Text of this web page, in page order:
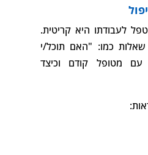
לעבודתו היא קריטית.
כמו: "האם תוכל/י
מטופל קודם וכיצד